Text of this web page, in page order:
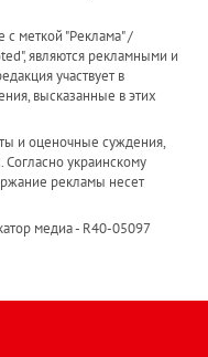
с меткой "Реклама" /
являются рекламными и
участвует в
высказанные в этих
и оценочные суждения,
украинскому
рекламы несет
медиа - R40-05097